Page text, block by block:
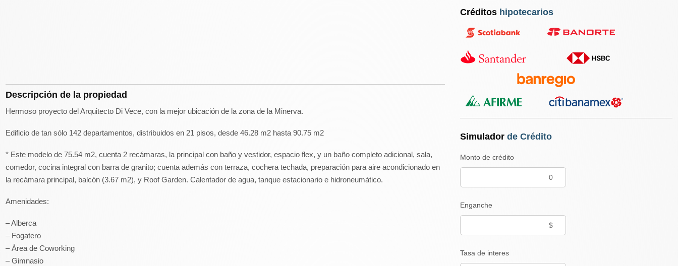
Descripción de la propiedad
Hermoso proyecto del Arquitecto Di Vece, con la mejor ubicación de la zona de la Minerva.
Edificio de tan sólo 142 departamentos, distribuidos en 21 pisos, desde 46.28 m2 hasta 90.75 m2
* Este modelo de 75.54 m2, cuenta 2 recámaras, la principal con baño y vestidor, espacio flex, y un baño completo adicional, sala,
comedor, cocina integral con barra de granito; cuenta además con terraza, cochera techada, preparación para aire acondicionado en
la recámara principal, balcón (3.67 m2), y Roof Garden. Calentador de agua, tanque estacionario e hidroneumático.
Amenidades:
– Alberca
– Fogatero
– Área de Coworking
– Gimnasio
Créditoshipotecarios
Simuladorde Crédito
Monto de crédito
Enganche
Tasa de interes